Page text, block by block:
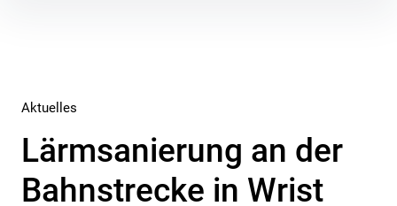
Aktuelles
Lärmsanierung an der
Bahnstrecke in Wrist